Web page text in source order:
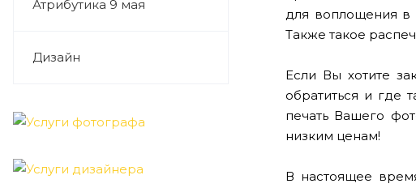
Атрибутика 9 мая
Дизайн
для воплощения в
Также такое
Если Вы хотите
обратиться и где
печать Вашего
низким ценам!
В настоящее